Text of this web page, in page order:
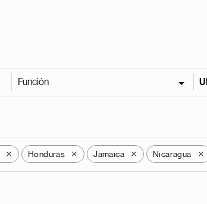
Función
X Honduras X Jamaica X Nicaragua X